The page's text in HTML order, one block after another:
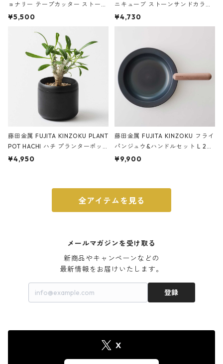
ョナリー テープカッター ストーン
サンドカラー 石調 ideaco Station
¥5,500
ニキューブ ストーンサンドカラー
石調 ideaco Umbrella Stand CUB
E ストーンサンドブラック
¥4,730
藤田金属 FUJITA KINZOKU PLANT
POT HACHI ハチ プランターポッ
ト 3号 ブラック
¥4,950
藤田金属 FUJITA KINZOKU フライ
パンジュウ&ハンドルセット L 24c
m ガス火・IH対応 鉄フライパン
¥9,900
全アイテムを見る
メールマガジンを受け取る
新商品やキャンペーンなどの
最新情報をお届けいたします。
登録
X